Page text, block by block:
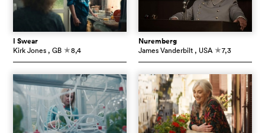
I Swear
Kirk Jones , GB c8,4
Nuremberg
James Vanderbilt , USA c7,3